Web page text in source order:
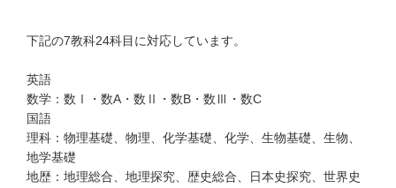
カテゴリーから探す
他の講座のよくある質問・手続きはこちら
こどもちゃれんじ
下記の7教科24科目に対応しています。
英語
数学：数Ⅰ・数A・数Ⅱ・数B・数Ⅲ・数C
国語
理科：物理基礎、物理、化学基礎、化学、生物基礎、生物、
地学基礎
地歴：地理総合、地理探究、歴史総合、日本史探究、世界史